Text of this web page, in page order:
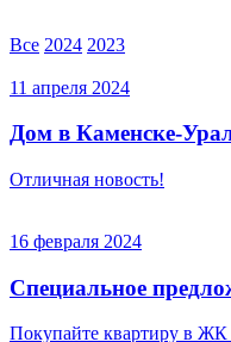
Все 2024 2023
11 апреля 2024
Дом в Каменске-
Отличная новость!
16 февраля 2024
Специальное
Покупайте квартиру в